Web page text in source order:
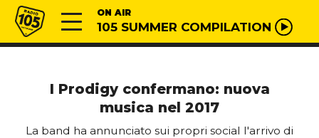
Vai al contenuto
Radio 105 ON AIR
105 SUMMER COMPILATION
I Prodigy confermano: nuova
musica nel 2017
La band ha annunciato sui propri social l'arrivo di